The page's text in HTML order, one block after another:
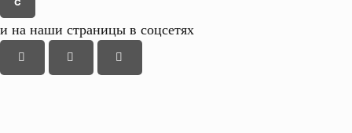
и на наши страницы в соцсетях